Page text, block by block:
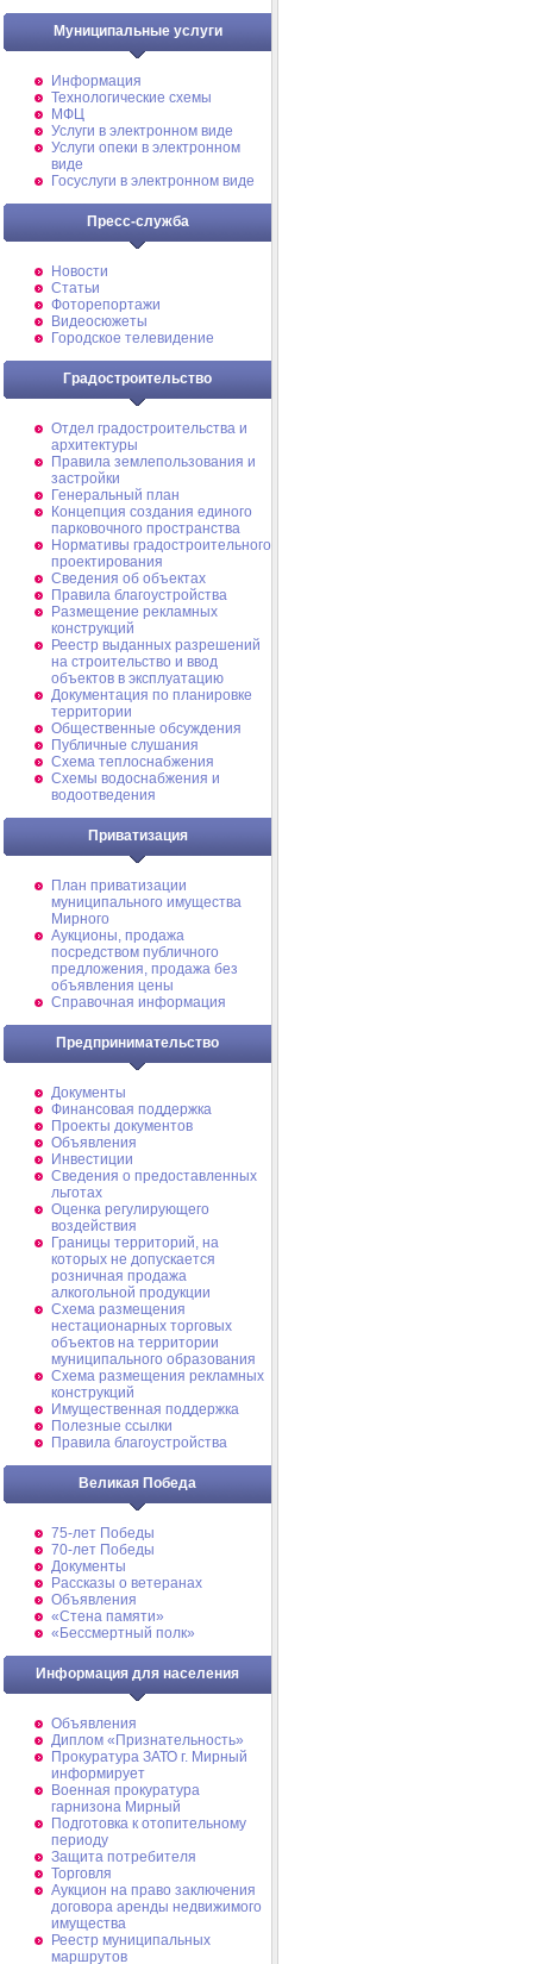
Муниципальные услуги
Информация
Технологические схемы
МФЦ
Услуги в электронном виде
Услуги опеки в электронном
виде
Госуслуги в электронном виде
Пресс-служба
Новости
Статьи
Фоторепортажи
Видеосюжеты
Городское телевидение
Градостроительство
Отдел градостроительства и
архитектуры
Правила землепользования и
застройки
Генеральный план
Концепция создания единого
парковочного пространства
Нормативы градостроительного
проектирования
Сведения об объектах
Правила благоустройства
Размещение рекламных
конструкций
Реестр выданных разрешений
на строительство и ввод
объектов в эксплуатацию
Документация по планировке
территории
Общественные обсуждения
Публичные слушания
Схема теплоснабжения
Схемы водоснабжения и
водоотведения
Приватизация
План приватизации
муниципального имущества
Мирного
Аукционы, продажа
посредством публичного
предложения, продажа без
объявления цены
Справочная информация
Предпринимательство
Документы
Финансовая поддержка
Проекты документов
Объявления
Инвестиции
Сведения о предоставленных
льготах
Оценка регулирующего
воздействия
Границы территорий, на
которых не допускается
розничная продажа
алкогольной продукции
Схема размещения
нестационарных торговых
объектов на территории
муниципального образования
Схема размещения рекламных
конструкций
Имущественная поддержка
Полезные ссылки
Правила благоустройства
Великая Победа
75-лет Победы
70-лет Победы
Документы
Рассказы о ветеранах
Объявления
«Стена памяти»
«Бессмертный полк»
Информация для населения
Объявления
Диплом «Признательность»
Прокуратура ЗАТО г. Мирный
информирует
Военная прокуратура
гарнизона Мирный
Подготовка к отопительному
периоду
Защита потребителя
Торговля
Аукцион на право заключения
договора аренды недвижимого
имущества
Реестр муниципальных
маршрутов